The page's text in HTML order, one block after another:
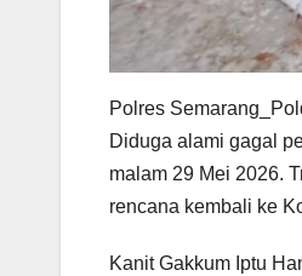
Polres
Diduga alami gagal
malam 29 Mei 2026.
rencana kembali ke
Kanit Gakkum Iptu